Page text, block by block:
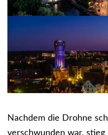
Nachdem die Drohne
verschwunden war,